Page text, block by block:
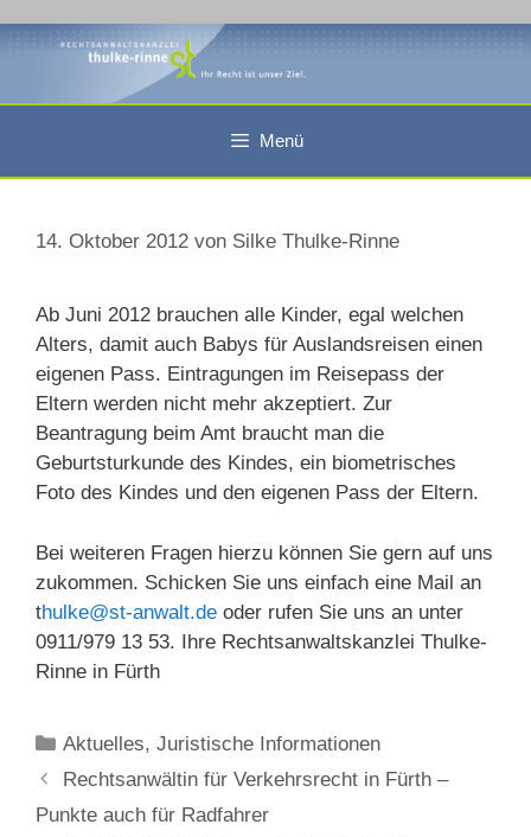
Zum
Menü
14. Oktober 2012 von Silke Thulke-Rinne
Ab Juni 2012 brauchen alle Kinder, egal welchen
Alters, damit auch Babys für Auslandsreisen einen
eigenen Pass. Eintragungen im Reisepass der
Eltern werden nicht mehr akzeptiert. Zur
Beantragung beim Amt braucht man die
Geburtsturkunde des Kindes, ein biometrisches
Foto des Kindes und den eigenen Pass der Eltern.
Bei weiteren Fragen hierzu können Sie gern auf uns
zukommen. Schicken Sie uns einfach eine Mail an
thulke@st-anwalt.de oder rufen Sie uns an unter
0911/979 13 53. Ihre Rechtsanwaltskanzlei Thulke-
Rinne in Fürth
Kategorien
Aktuelles,Juristische Informationen
Rechtsanwältin für Verkehrsrecht in Fürth –
Punkte auch für Radfahrer